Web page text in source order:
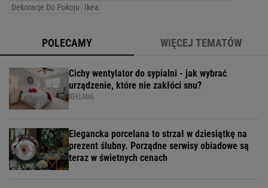
Dekoracje Do Pokoju
Ikea
POLECAMY WIĘCEJ TEMATÓW
Cichy wentylator do sypialni - jak wybrać
urządzenie, które nie zakłóci snu?
REKLAMA
Elegancka porcelana to strzał w dziesiątkę na
prezent ślubny. Porządne serwisy obiadowe są
teraz w świetnych cenach